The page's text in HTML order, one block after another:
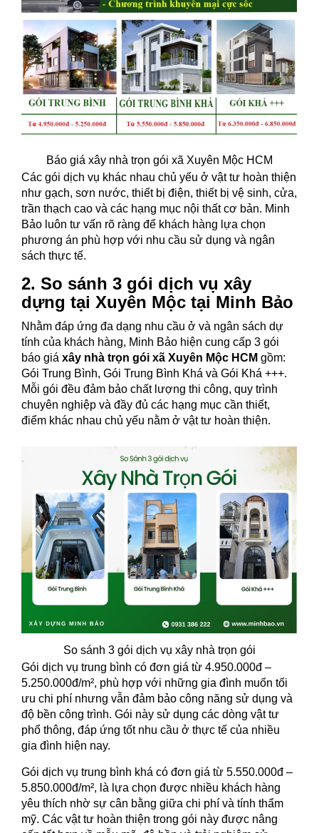
Báo giá xây nhà trọn gói xã Xuyên Mộc HCM
Các gói dịch vụ khác nhau chủ yếu ở vật tư hoàn thiện
như gạch, sơn nước, thiết bị điện, thiết bị vệ sinh, cửa,
trần thạch cao và các hạng mục nội thất cơ bản. Minh
Bảo luôn tư vấn rõ ràng để khách hàng lựa chọn
phương án phù hợp với nhu cầu sử dụng và ngân
sách thực tế.
2. So sánh 3 gói dịch vụ xây
dựng tại Xuyên Mộc tại Minh Bảo
Nhằm đáp ứng đa dạng nhu cầu ở và ngân sách dự
tính của khách hàng, Minh Bảo hiện cung cấp 3 gói
báo giá xây nhà trọn gói xã Xuyên Mộc HCM gồm:
Gói Trung Bình, Gói Trung Bình Khá và Gói Khá +++.
Mỗi gói đều đảm bảo chất lượng thi công, quy trình
chuyên nghiệp và đầy đủ các hạng mục cần thiết,
điểm khác nhau chủ yếu nằm ở vật tư hoàn thiện.
So sánh 3 gói dịch vụ xây nhà trọn gói
Gói dịch vụ trung bình có đơn giá từ 4.950.000đ –
5.250.000đ/m², phù hợp với những gia đình muốn tối
ưu chi phí nhưng vẫn đảm bảo công năng sử dụng và
độ bền công trình. Gói này sử dụng các dòng vật tư
phổ thông, đáp ứng tốt nhu cầu ở thực tế của nhiều
gia đình hiện nay.
Gói dịch vụ trung bình khá có đơn giá từ 5.550.000đ –
5.850.000đ/m², là lựa chọn được nhiều khách hàng
yêu thích nhờ sự cân bằng giữa chi phí và tính thẩm
mỹ. Các vật tư hoàn thiện trong gói này được nâng